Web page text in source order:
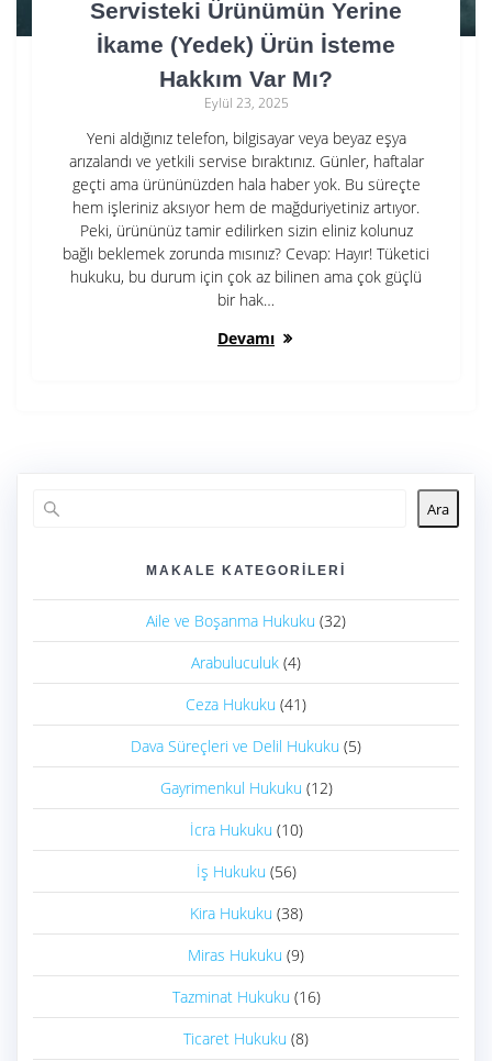
Servisteki Ürünümün Yerine
İkame (Yedek) Ürün İsteme
Hakkım Var Mı?
Eylül 23, 2025
Yeni aldığınız telefon, bilgisayar veya beyaz eşya
arızalandı ve yetkili servise bıraktınız. Günler, haftalar
geçti ama ürününüzden hala haber yok. Bu süreçte
hem işleriniz aksıyor hem de mağduriyetiniz artıyor.
Peki, ürününüz tamir edilirken sizin eliniz kolunuz
bağlı beklemek zorunda mısınız? Cevap: Hayır! Tüketici
hukuku, bu durum için çok az bilinen ama çok güçlü
bir hak…
Devamı
Ara
MAKALE KATEGORILERI
Aile ve Boşanma Hukuku (32)
Arabuluculuk (4)
Ceza Hukuku (41)
Dava Süreçleri ve Delil Hukuku (5)
Gayrimenkul Hukuku (12)
İcra Hukuku (10)
İş Hukuku (56)
Kira Hukuku (38)
Miras Hukuku (9)
Tazminat Hukuku (16)
Ticaret Hukuku (8)